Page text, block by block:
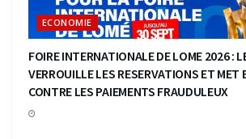
ECONOMIE
FOIRE INTERNATIONALE DE LOME 2026 :
VERROUILLE LES RESERVATIONS ET MET
CONTRE LES PAIEMENTS FRAUDULEUX